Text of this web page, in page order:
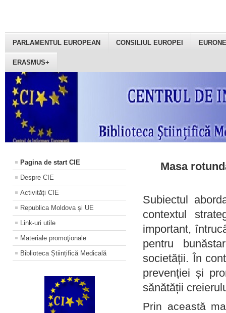
PARLAMENTUL EUROPEAN CONSILIUL EUROPEI
ERASMUS+
Pagina de start CIE
Despre CIE
Activități CIE
Republica Moldova și UE
Link-uri utile
Materiale promoţionale
Biblioteca Științifică Medicală
Masa
Subiectul
contextul
important,
pentru
societății. În
prevenției și
sănătății
Prin această